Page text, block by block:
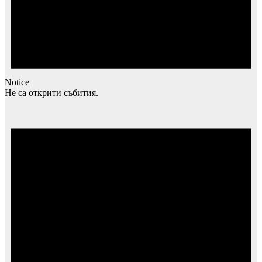
Notice
Не са открити събития.